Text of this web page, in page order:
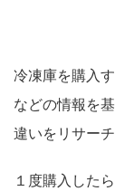
冷凍庫を購入
などの情報を
違いをリサー
１度購入した